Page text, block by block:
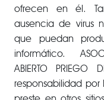
ofrecen en él.
ausencia de virus
que puedan
informático.
ABIERTO
responsabilidad